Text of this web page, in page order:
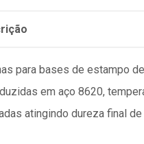
para bases de estampo
em aço 8620,
atingindo dureza final de